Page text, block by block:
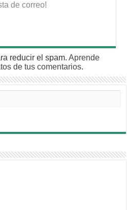
de correo!
reducir el spam.Aprende
de tus comentarios.